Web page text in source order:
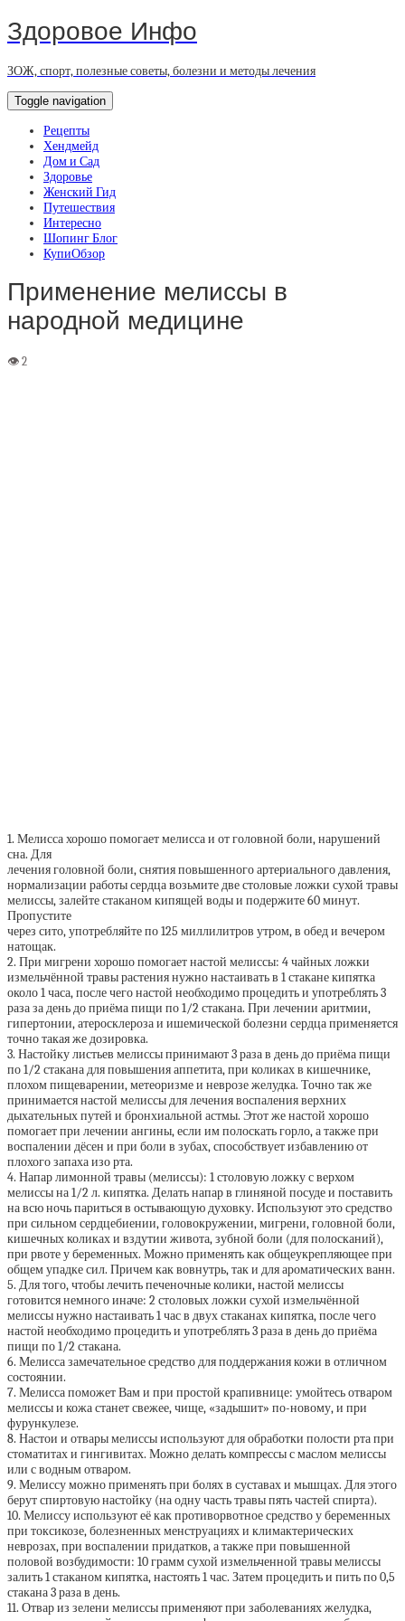
Здоровое Инфо
ЗОЖ, спорт, полезные советы, болезни и методы лечения
Toggle navigation
Рецепты
Хендмейд
Дом и Сад
Здоровье
Женский Гид
Путешествия
Интересно
Шопинг Блог
КупиОбзор
Применение мелиссы в
народной медицине
1. Мелисса хорошо помогает мелисса и от головной боли, нарушений
сна. Для
лечения головной боли, снятия повышенного артериального давления,
нормализации работы сердца возьмите две столовые ложки сухой травы
мелиссы, залейте стаканом кипящей воды и подержите 60 минут.
Пропустите
через сито, употребляйте по 125 миллилитров утром, в обед и вечером
натощак.
2. При мигрени хорошо помогает настой мелиссы: 4 чайных ложки
измельчённой травы растения нужно настаивать в 1 стакане кипятка
около 1 часа, после чего настой необходимо процедить и употреблять 3
раза за день до приёма пищи по 1/2 стакана. При лечении аритмии,
гипертонии, атеросклероза и ишемической болезни сердца применяется
точно такая же дозировка.
3. Настойку листьев мелиссы принимают 3 раза в день до приёма пищи
по 1/2 стакана для повышения аппетита, при коликах в кишечнике,
плохом пищеварении, метеоризме и неврозе желудка. Точно так же
принимается настой мелиссы для лечения воспаления верхних
дыхательных путей и бронхиальной астмы. Этот же настой хорошо
помогает при лечении ангины, если им полоскать горло, а также при
воспалении дёсен и при боли в зубах, способствует избавлению от
плохого запаха изо рта.
4. Напар лимонной травы (мелиссы): 1 столовую ложку с верхом
мелиссы на 1/2 л. кипятка. Делать напар в глиняной посуде и поставить
на всю ночь париться в остывающую духовку. Используют это средство
при сильном сердцебиении, головокружении, мигрени, головной боли,
кишечных коликах и вздутии живота, зубной боли (для полосканий),
при рвоте у беременных. Можно применять как общеукрепляющее при
общем упадке сил. Причем как вовнутрь, так и для ароматических ванн.
5. Для того, чтобы лечить печеночные колики, настой мелиссы
готовится немного иначе: 2 столовых ложки сухой измельчённой
мелиссы нужно настаивать 1 час в двух стаканах кипятка, после чего
настой необходимо процедить и употреблять 3 раза в день до приёма
пищи по 1/2 стакана.
6. Мелисса замечательное средство для поддержания кожи в отличном
состоянии.
7. Мелисса поможет Вам и при простой крапивнице: умойтесь отваром
мелиссы и кожа станет свежее, чище, «задышит» по-новому, и при
фурункулезе.
8. Настои и отвары мелиссы используют для обработки полости рта при
стоматитах и гингивитах. Можно делать компрессы с маслом мелиссы
или с водным отваром.
9. Мелиссу можно применять при болях в суставах и мышцах. Для этого
берут спиртовую настойку (на одну часть травы пять частей спирта).
10. Мелиссу используют её как противорвотное средство у беременных
при токсикозе, болезненных менструациях и климактерических
неврозах, при воспалении придатков, а также при повышенной
половой возбудимости: 10 грамм сухой измельченной травы мелиссы
залить 1 стаканом кипятка, настоять 1 час. Затем процедить и пить по 0,5
стакана 3 раза в день.
11. Отвар из зелени мелиссы применяют при заболеваниях желудка,